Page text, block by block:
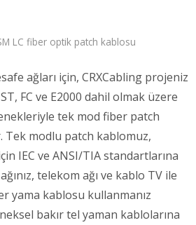
LC fiber optik patch kablosu
ağları için, CRXCabling projeniz
FC ve E2000 dahil olmak üzere
tek mod fiber patch
Tek modlu patch kablomuz,
IEC ve ANSI/TIA standartlarına
telekom ağı ve kablo TV ile
yama kablosu kullanmanız
bakır tel yaman kablolarına